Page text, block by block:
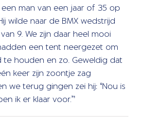
een man van een jaar of 35 op
wilde naar de BMX wedstrijd
9. We zijn daar heel mooi
een tent neergezet om
te houden en zo. Geweldig dat
keer zijn zoontje zag
we terug gingen zei hij: “Nou is
ik er klaar voor.”’